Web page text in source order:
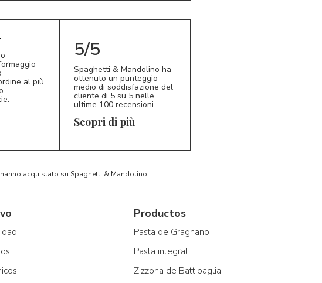
al più
5/5
Spaghetti & Mandolino ha
ottenuto un punteggio
medio di soddisfazione del
cliente di 5 su 5 nelle
ultime 100 recensioni
Scopri di più
acquistato su Spaghetti & Mandolino
Productos
Pasta de Gragnano
Pasta integral
Zizzona de Battipaglia